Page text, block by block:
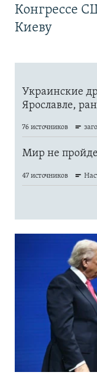
Конгрессе
Киеву